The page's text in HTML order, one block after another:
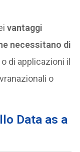
vantaggi
necessitano di
o di applicazioni il
o
Data as a